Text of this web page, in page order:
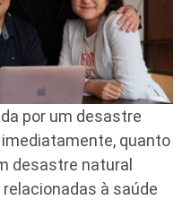
por um desastre
quanto
desastre natural
à saúde